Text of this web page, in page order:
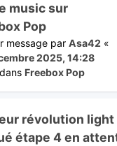
music sur
Pop
message par Asa42 «
2025, 14:28
Freebox Pop
révolution light
étape 4 en